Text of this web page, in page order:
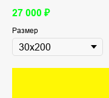
27 000 ₽
Размер